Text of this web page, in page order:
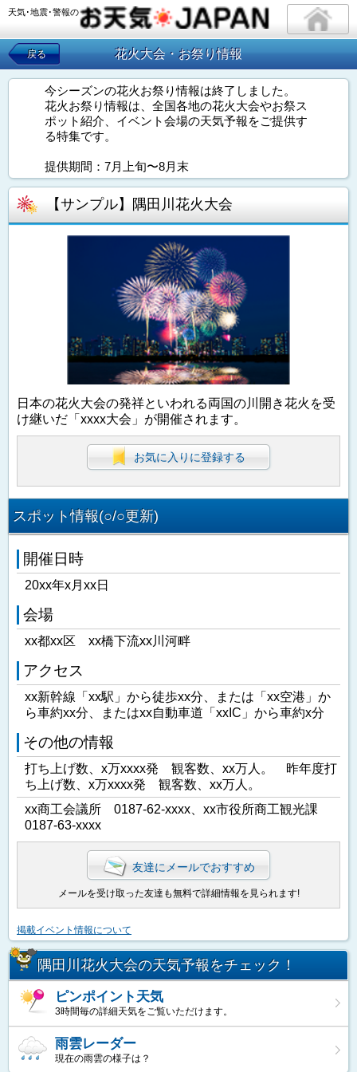
天気･地震･警報の
戻る 花火大会・お祭り情報
今シーズンの花火お祭り情報は終了しました。
花火お祭り情報は、全国各地の花火大会やお祭ス
ポット紹介、イベント会場の天気予報をご提供す
る特集です。
提供期間：7月上旬〜8月末
【サンプル】隅田川花火大会
日本の花火大会の発祥といわれる両国の川開き花火を受
け継いだ「xxxx大会」が開催されます。
お気に入りに登録する
スポット情報(○/○更新)
開催日時
20xx年x月xx日
会場
xx都xx区 xx橋下流xx川河畔
アクセス
xx新幹線「xx駅」から徒歩xx分、または「xx空港」か
ら車約xx分、またはxx自動車道「xxIC」から車約x分
その他の情報
打ち上げ数、x万xxxx発 観客数、xx万人。 昨年度打
ち上げ数、x万xxxx発 観客数、xx万人。
xx商工会議所 0187-62-xxxx、xx市役所商工観光課
0187-63-xxxx
友達にメールでおすすめ
メールを受け取った友達も無料で詳細情報を見られます!
掲載イベント情報について
隅田川花火大会の天気予報をチェック！
ピンポイント天気
3時間毎の詳細天気をご覧いただけます。
雨雲レーダー
現在の雨雲の様子は？